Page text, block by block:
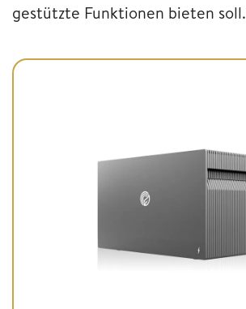
gestützte Funktionen bieten soll.